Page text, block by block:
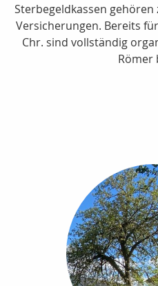
Sterbegeldkassen
Versicherungen. Bereits
Chr. sind vollständig
Römer